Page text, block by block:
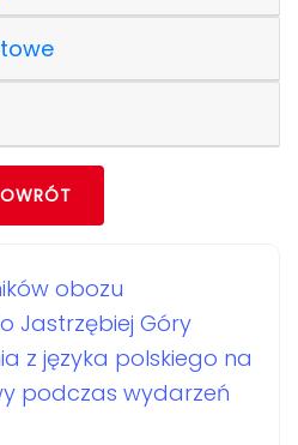
obozu
Jastrzębiej Góry
z języka polskiego na
podczas wydarzeń